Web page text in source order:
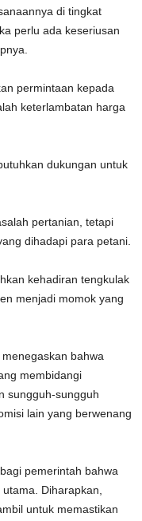
di tingkat
perlu ada keseriusan
permintaan kepada
keterlambatan harga
dukungan untuk
pertanian, tetapi
dihadapi para petani.
kehadiran tengkulak
menjadi momok yang
bahwa
membidangi
sungguh-sungguh
lain yang berwenang
pemerintah bahwa
Diharapkan,
untuk memastikan